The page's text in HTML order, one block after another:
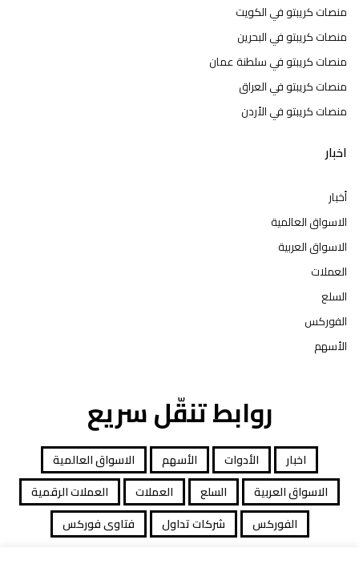
منصات كريبتو في الكويت
منصات كريبتو في البحرين
منصات كريبتو في سلطنة عمان
منصات كريبتو في العراق
منصات كريبتو في الأردن
اخبار
أخبار
الاسواق العالمية
الاسواق العربية
العملات
السلع
الفوركس
الأسهم
روابط تنقّل سريع
اخبار الأدوات الأسهم
الاسواق العالمية
الاسواق العربية
السلع العملات
العملات الرقمية
الفوركس
شركات تداول فتاوى فوركس